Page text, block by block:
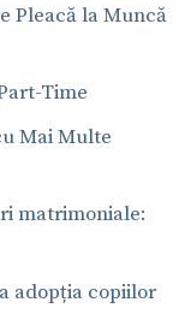
Pleacă la Muncă
Time
Mai Multe
matrimoniale:
adopția copiilor